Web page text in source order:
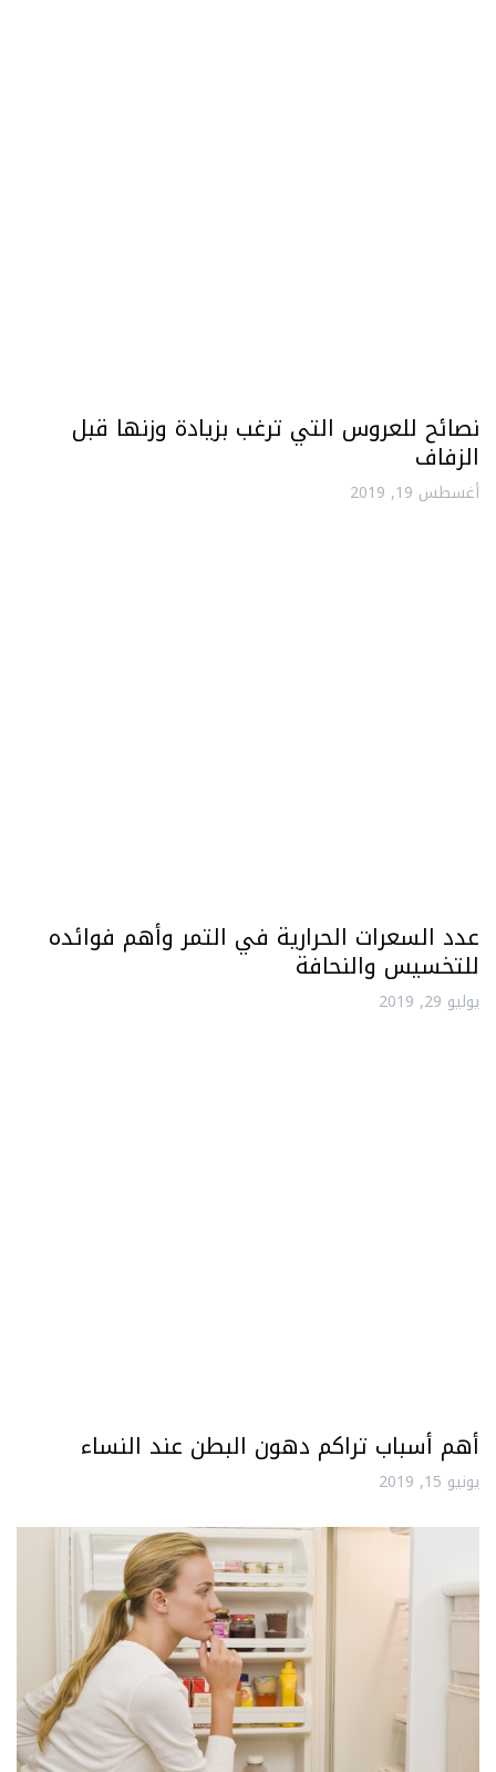
نصائح للعروس التي ترغب بزيادة وزنها قبل
الزفاف
أغسطس 19, 2019
عدد السعرات الحرارية في التمر وأهم فوائده
للتخسيس والنحافة
يوليو 29, 2019
أهم أسباب تراكم دهون البطن عند النساء
يونيو 15, 2019